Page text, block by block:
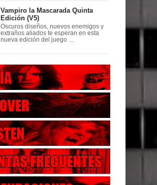
Vampiro la Mascarada Quinta
Edición (V5)
Oscuros diseños, nuevos enemigos y
extraños aliados te esperan en esta
nueva edición del juego ...